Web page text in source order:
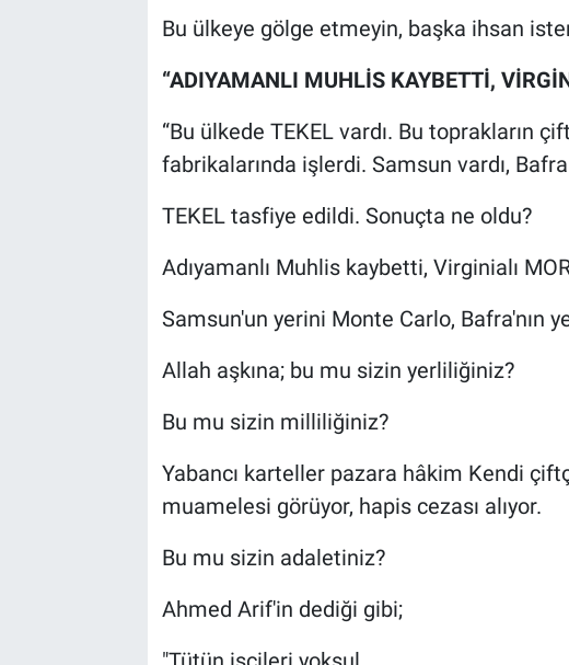
Bu ülkeye gölge etmeyin, başka ihsan
“ADIYAMANLI MUHLİS KAYBETTİ,
“Bu ülkede TEKEL vardı. Bu toprakların
fabrikalarında işlerdi. Samsun vardı,
TEKEL tasfiye edildi. Sonuçta ne oldu?
Adıyamanlı Muhlis kaybetti, Virginialı
Samsun'un yerini Monte Carlo, Bafra'nın
Allah aşkına; bu mu sizin yerliliğiniz?
Bu mu sizin milliliğiniz?
Yabancı karteller pazara hâkim Kendi
muamelesi görüyor, hapis cezası alıyor.
Bu mu sizin adaletiniz?
Ahmed Arif'in dediği gibi;